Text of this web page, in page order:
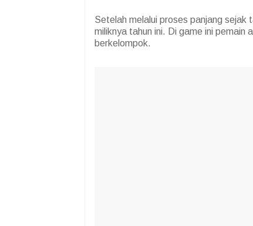
Setelah melalui proses panjang sejak
miliknya tahun ini. Di game ini
berkelompok.